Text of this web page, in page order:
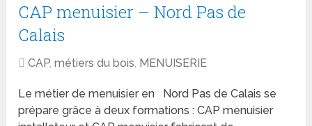
CAP menuisier – Nord Pas de
Calais
CAP,métiers du bois, MENUISERIE
Le métier de menuisier en Nord Pas de Calais se
prépare grâce à deux formations : CAP menuisier